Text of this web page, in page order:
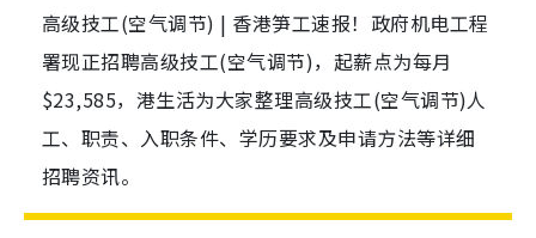
高级技工(空气调节) | 香港笋工速报！政府机电工程
署现正招聘高级技工(空气调节)，起薪点为每月
$23,585，港生活为大家整理高级技工(空气调节)人
工、职责、入职条件、学历要求及申请方法等详细
招聘资讯。